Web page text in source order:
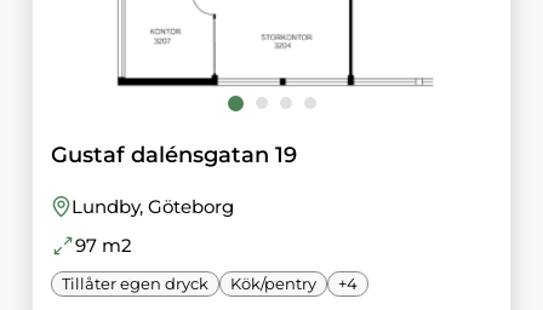
Gustaf dalénsgatan 19
Lundby, Göteborg
97m2
Tillåter egen dryck Kök/pentry +4